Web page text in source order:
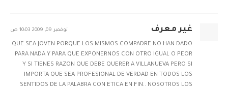
غير معرف نوفمبر 09, 2009 10:03 ص
QUE SEA JOVEN PORQUE LOS MISMOS COMPADRE NO HAN DADO
PARA NADA Y PARA QUE EXPONERNOS CON OTRO IGUAL O PEOR
Y SI TIENES RAZON QUE DEBE QUERER A VILLANUEVA PERO SI
IMPORTA QUE SEA PROFESIONAL DE VERDAD EN TODOS LOS
SENTIDOS DE LA PALABRA CON ETICA EN FIN.. NOSOTROS LOS